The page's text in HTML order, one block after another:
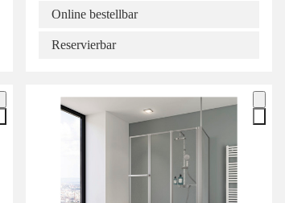
Online bestellbar
Reservierbar